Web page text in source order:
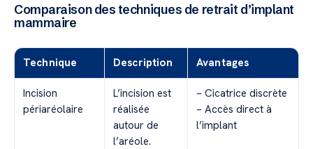
Comparaison des techniques de retrait d’implant
mammaire
Technique Description Avantages
Incision
périaréolaire
L’incision est
réalisée
autour de
l’aréole.
– Cicatrice discrète
– Accès direct à
l’implant